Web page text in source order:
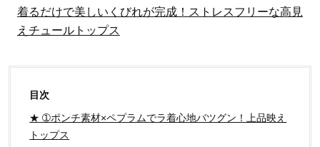
着るだけで美しいくびれが完成！ストレスフリーな高見
えチュールトップス
目次
★ ➀ポンチ素材×ペプラムでラ着心地バツグン！上品映え
トップス